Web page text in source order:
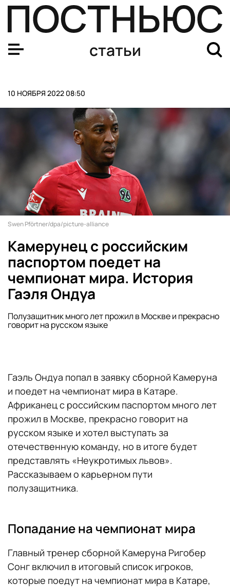
статьи
10 НОЯБРЯ 2022 08:50
Swen Pförtner/dpa/picture-alliance
Камерунец с российским
паспортом поедет на
чемпионат мира. История
Гаэля Ондуа
Полузащитник много лет прожил в Москве и прекрасно
говорит на русском языке
Гаэль Ондуа попал в заявку сборной Камеруна
и поедет на чемпионат мира в Катаре.
Африканец с российским паспортом много лет
прожил в Москве, прекрасно говорит на
русском языке и хотел выступать за
отечественную команду, но в итоге будет
представлять «Неукротимых львов».
Рассказываем о карьерном пути
полузащитника.
Попадание на чемпионат мира
Главный тренер сборной Камеруна Ригобер
Сонг включил в итоговый список игроков,
которые поедут на чемпионат мира в Катаре,
«Новая реальность»: как в России и за рубежом